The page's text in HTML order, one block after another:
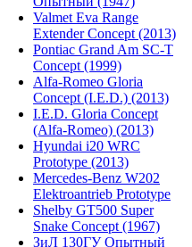
Valmet Eva Range
Extender Concept (2013)
Pontiac Grand Am SC-T
Concept (1999)
Alfa-Romeo Gloria
Concept (I.E.D.) (2013)
I.E.D. Gloria Concept
(Alfa-Romeo) (2013)
Hyundai i20 WRC
Prototype (2013)
Mercedes-Benz W202
Elektroantrieb Prototype
Shelby GT500 Super
Snake Concept (1967)
ЗиЛ 130ГУ Опытный